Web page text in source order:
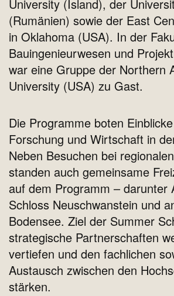
University (Island), der
(Rumänien) sowie der East
in Oklahoma (USA). In der
Bauingenieurwesen und
war eine Gruppe der Northern
University (USA) zu Gast.
Die Programme boten
Forschung und Wirtschaft in
Neben Besuchen bei
standen auch gemeinsame
auf dem Programm – darunter
Schloss Neuschwanstein und
Bodensee. Ziel der Summer
strategische Partnerschaften
vertiefen und den fachlichen
Austausch zwischen den
stärken.